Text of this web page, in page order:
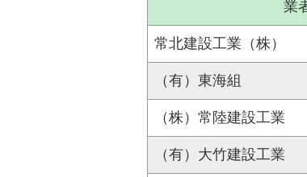
業
常北建設工業（株）
（有）東海組
（株）常陸建設工業
（有）大竹建設工業